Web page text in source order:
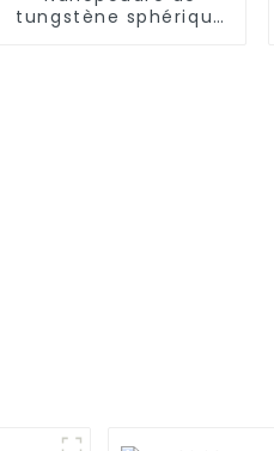
tungstène sphérique